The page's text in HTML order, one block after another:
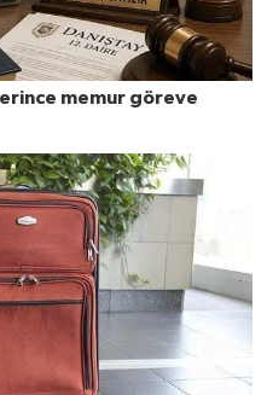
erince memur göreve